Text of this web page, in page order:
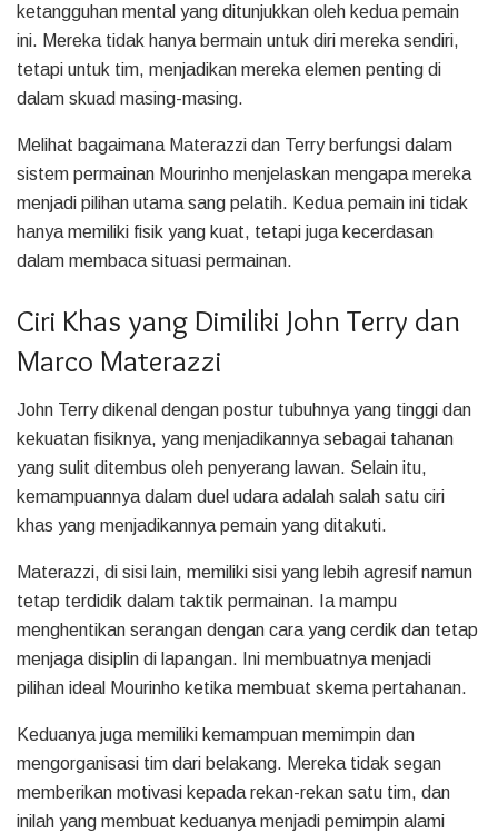
ketangguhan mental yang ditunjukkan oleh kedua pemain
ini. Mereka tidak hanya bermain untuk diri mereka sendiri,
tetapi untuk tim, menjadikan mereka elemen penting di
dalam skuad masing-masing.
Melihat bagaimana Materazzi dan Terry berfungsi dalam
sistem permainan Mourinho menjelaskan mengapa mereka
menjadi pilihan utama sang pelatih. Kedua pemain ini tidak
hanya memiliki fisik yang kuat, tetapi juga kecerdasan
dalam membaca situasi permainan.
Ciri Khas yang Dimiliki John Terry dan
Marco Materazzi
John Terry dikenal dengan postur tubuhnya yang tinggi dan
kekuatan fisiknya, yang menjadikannya sebagai tahanan
yang sulit ditembus oleh penyerang lawan. Selain itu,
kemampuannya dalam duel udara adalah salah satu ciri
khas yang menjadikannya pemain yang ditakuti.
Materazzi, di sisi lain, memiliki sisi yang lebih agresif namun
tetap terdidik dalam taktik permainan. Ia mampu
menghentikan serangan dengan cara yang cerdik dan tetap
menjaga disiplin di lapangan. Ini membuatnya menjadi
pilihan ideal Mourinho ketika membuat skema pertahanan.
Keduanya juga memiliki kemampuan memimpin dan
mengorganisasi tim dari belakang. Mereka tidak segan
memberikan motivasi kepada rekan-rekan satu tim, dan
inilah yang membuat keduanya menjadi pemimpin alami